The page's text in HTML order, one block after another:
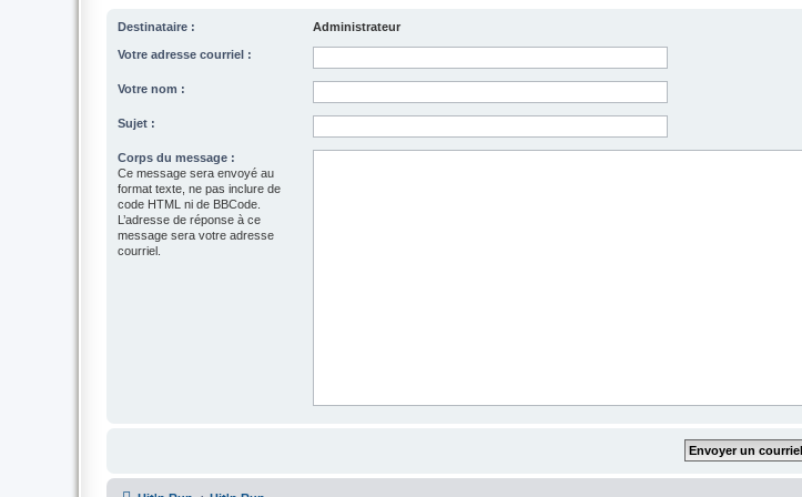
Destinataire : Administrateur
Votre adresse courriel :
Votre nom :
Sujet :
Corps du message :
Ce message sera envoyé au
format texte, ne pas inclure de
code HTML ni de BBCode.
L’adresse de réponse à ce
message sera votre adresse
courriel.